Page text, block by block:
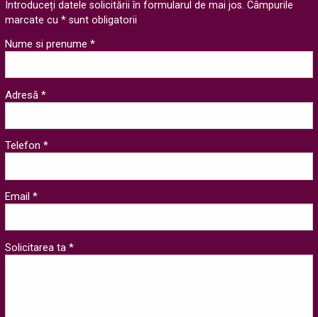
Introduceți datele solicitării în formularul de mai jos. Câmpurile
marcate cu * sunt obligatorii
Nume si prenume *
Adresă *
Telefon *
Email *
Solicitarea ta *